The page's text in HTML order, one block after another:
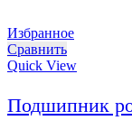
Избранное
Сравнить
Quick View
Подшипник